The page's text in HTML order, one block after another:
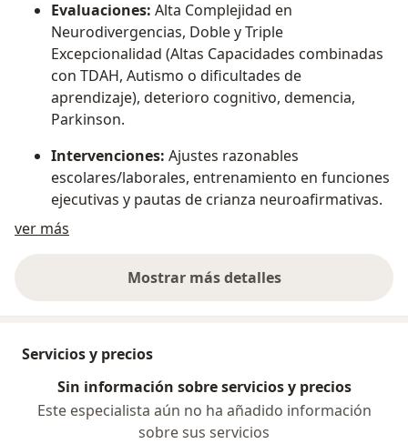
Evaluaciones: Alta Complejidad en
Neurodivergencias, Doble y Triple
Excepcionalidad (Altas Capacidades combinadas
con TDAH, Autismo o dificultades de
aprendizaje), deterioro cognitivo, demencia,
Parkinson.
Intervenciones: Ajustes razonables
escolares/laborales, entrenamiento en funciones
ejecutivas y pautas de crianza neuroafirmativas.
Adultos:
cuidadores.
ver más
Mostrar más detalles
sobre la experiencia
Servicios y precios
Sin información sobre servicios y precios
Este especialista aún no ha añadido información
sobre sus servicios